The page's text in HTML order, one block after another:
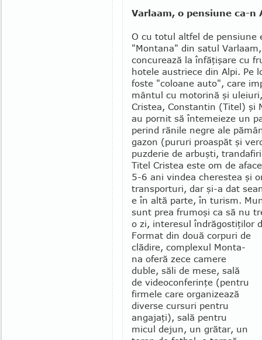
Varlaam, o pensiune ca-n
O cu totul altfel de pensiune
"Montana" din satul
concurează la înfăţişare cu
hotele aus­triece din Alpi. Pe
foste "coloane au­to", care
mântul cu motorină şi
Cristea, Constantin (Titel) şi
au pornit să în­temeieze un
perind rănile negre ale
gazon (pu­­ruri proaspăt şi
puzderie de arbuşti,
Titel Cristea es­te om de
5-6 ani vindea cherestea şi
transporturi, dar şi-a dat
e în altă parte, în turism.
sunt prea frumoşi ca să nu
o zi, interesul îndrăgostiţilor
Format din două corpuri de
clă­dire, complexul Mon­ta­
na oferă zece camere
duble, săli de mese, sală
de video­con­ferinţe (pentru
firmele care organizează
diverse cursuri pentru
angajaţi), sală pentru
micul dejun, un grătar, un